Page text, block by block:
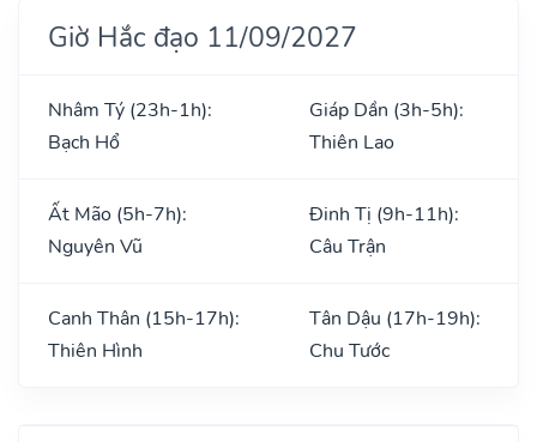
Giờ Hắc đạo 11/09/2027
Nhâm Tý (23h-1h):
Bạch Hổ
Giáp Dần (3h-5h):
Thiên Lao
Ất Mão (5h-7h):
Nguyên Vũ
Đinh Tị (9h-11h):
Câu Trận
Canh Thân (15h-17h):
Thiên Hình
Tân Dậu (17h-19h):
Chu Tước